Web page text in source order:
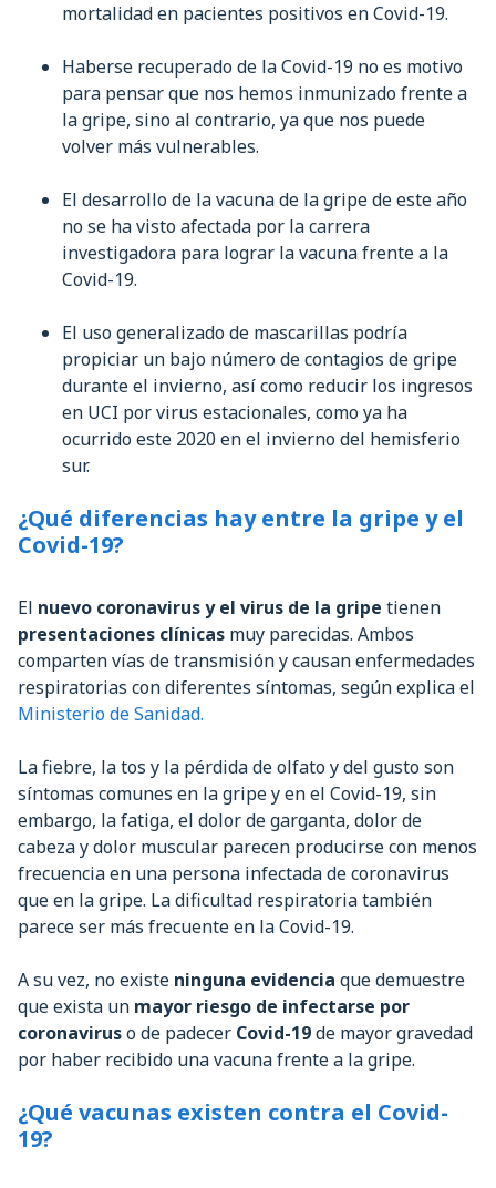
mortalidad en pacientes positivos en Covid-19.
Haberse recuperado de la Covid-19 no es motivo
para pensar que nos hemos inmunizado frente a
la gripe, sino al contrario, ya que nos puede
volver más vulnerables.
El desarrollo de la vacuna de la gripe de este año
no se ha visto afectada por la carrera
investigadora para lograr la vacuna frente a la
Covid-19.
El uso generalizado de mascarillas podría
propiciar un bajo número de contagios de gripe
durante el invierno, así como reducir los ingresos
en UCI por virus estacionales, como ya ha
ocurrido este 2020 en el invierno del hemisferio
sur.
¿Qué diferencias hay entre la gripe y el
Covid-19?
El nuevo coronavirus y el virus de la gripe tienen
presentaciones clínicas muy parecidas. Ambos
comparten vías de transmisión y causan enfermedades
respiratorias con diferentes síntomas, según explica el
Ministerio de Sanidad.
La fiebre, la tos y la pérdida de olfato y del gusto son
síntomas comunes en la gripe y en el Covid-19, sin
embargo, la fatiga, el dolor de garganta, dolor de
cabeza y dolor muscular parecen producirse con menos
frecuencia en una persona infectada de coronavirus
que en la gripe. La dificultad respiratoria también
parece ser más frecuente en la Covid-19.
A su vez, no existe ninguna evidencia que demuestre
que exista un mayor riesgo de infectarse por
coronaviruso de padecer Covid-19de mayor gravedad
por haber recibido una vacuna frente a la gripe.
¿Qué vacunas existen contra el Covid-
19?